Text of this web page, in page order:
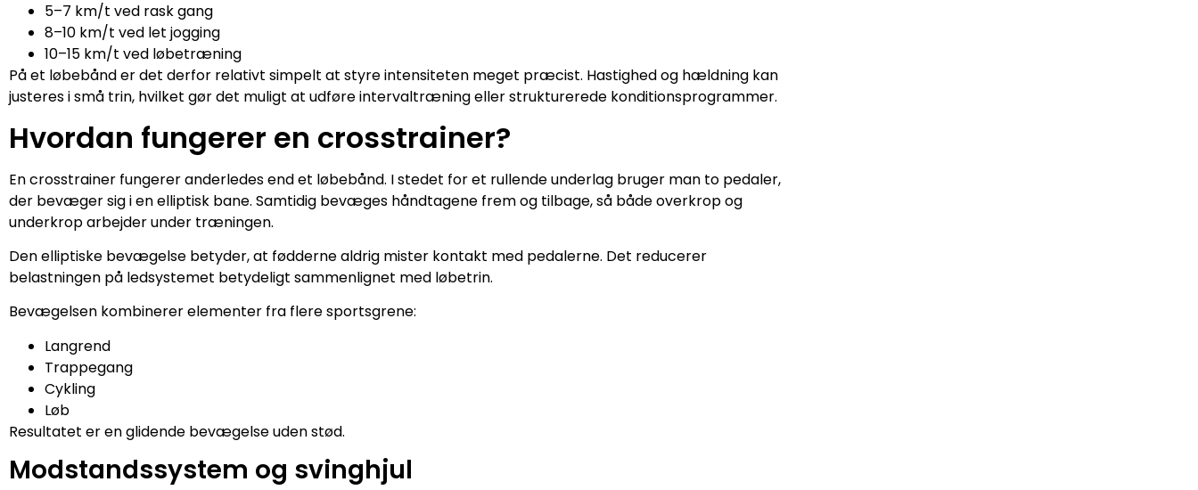
5–7 km/t ved rask gang
8–10 km/t ved let jogging
10–15 km/t ved løbetræning
På et løbebånd er det derfor relativt simpelt at styre intensiteten meget præcist. Hastighed og hældning kan
justeres i små trin, hvilket gør det muligt at udføre intervaltræning eller strukturerede konditionsprogrammer.
Hvordan fungerer en crosstrainer?
En crosstrainer fungerer anderledes end et løbebånd. I stedet for et rullende underlag bruger man to pedaler,
der bevæger sig i en elliptisk bane. Samtidig bevæges håndtagene frem og tilbage, så både overkrop og
underkrop arbejder under træningen.
Den elliptiske bevægelse betyder, at fødderne aldrig mister kontakt med pedalerne. Det reducerer
belastningen på ledsystemet betydeligt sammenlignet med løbetrin.
Bevægelsen kombinerer elementer fra flere sportsgrene:
Langrend
Trappegang
Cykling
Løb
Resultatet er en glidende bevægelse uden stød.
Modstandssystem og svinghjul